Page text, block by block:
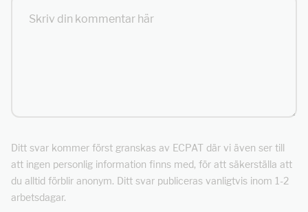
Ditt svar kommer först granskas av ECPAT där vi även ser till
att ingen personlig information finns med, för att säkerställa att
du alltid förblir anonym. Ditt svar publiceras vanligtvis inom 1-2
arbetsdagar.